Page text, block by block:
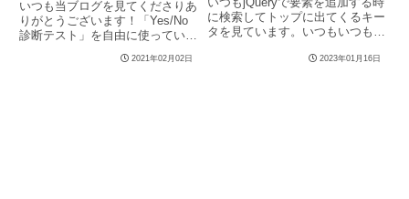
いつも当ブログを見てくださりあ
りがとうございます！「Yes/No
診断テスト」を自由に使っていた
2021年02月02日
に検索してトップに出てくるキー
タを見ています。いつもいつもあ
2023年01月16日